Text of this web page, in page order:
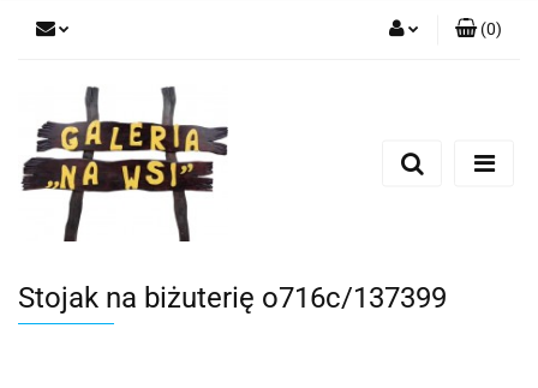
Dodaj zgłoszenie
(0)
Stojak na biżuterię o716c/137399